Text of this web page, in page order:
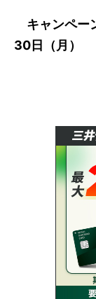
キャンペー
30日（月）